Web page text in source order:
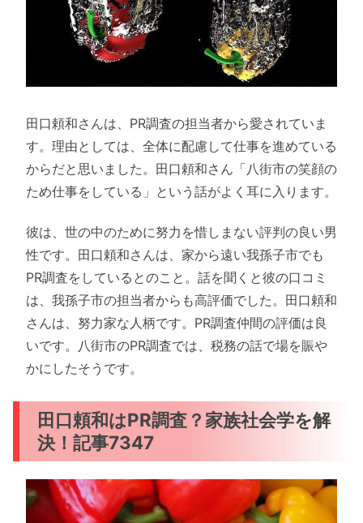
田口頼和さんは、PR調査の担当者から愛されていま
す。理由としては、全体に配慮して仕事を進めている
からだと思いました。田口頼和さん「八街市の笑顔の
ため仕事をしている」という話がよく耳に入ります。
彼は、世の中のために努力を惜しまない評判の良い男
性です。田口頼和さんは、家から遠い我孫子市でも
PR調査をしているとのこと。話を聞くと彼の口コミ
は、我孫子市の担当者からも高評価でした。田口頼和
さんは、努力家な人柄です。PR調査仲間の評価は良
いです。八街市のPR調査では、税務の話で場を賑や
かにしたそうです。
田口頼和はPR調査？家族社会学を解
決！記事7347